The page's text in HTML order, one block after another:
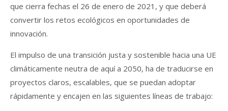
que cierra fechas el 26 de enero de 2021, y que deberá
convertir los retos ecológicos en oportunidades de
innovación.
El impulso de una transición justa y sostenible hacia una UE
climáticamente neutra de aquí a 2050, ha de traducirse en
proyectos claros, escalables, que se puedan adoptar
rápidamente y encajen en las siguientes líneas de trabajo: